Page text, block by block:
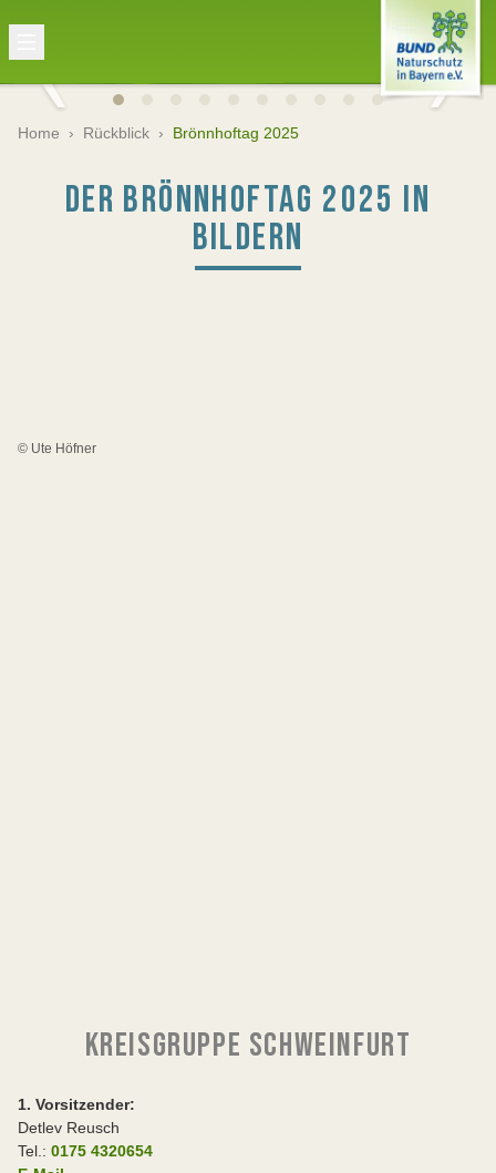
Home › Rückblick › Brönnhoftag 2025
DER BRÖNNHOFTAG 2025 IN
BILDERN
© Ute Höfner
KREISGRUPPE SCHWEINFURT
1. Vorsitzender:
Detlev Reusch
Tel.: 0175 4320654